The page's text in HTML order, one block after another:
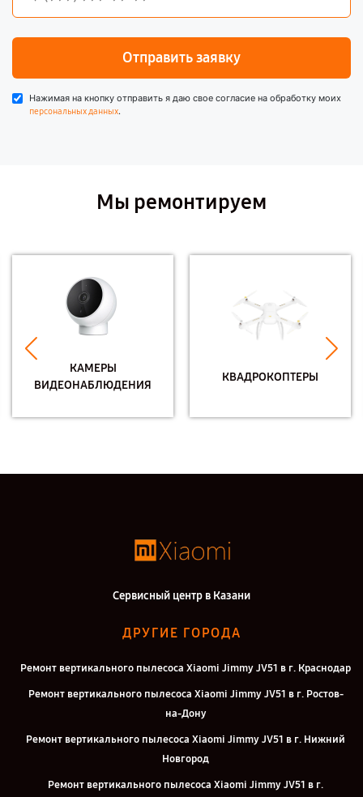
Отправить заявку
Нажимая на кнопку отправить я даю свое согласие на обработку моих
персональных данных.
Мы ремонтируем
КАМЕРЫ
ВИДЕОНАБЛЮДЕНИЯ
КВАДРОКОПТЕРЫ
Сервисный центр в Казани
ДРУГИЕ ГОРОДА
Ремонт вертикального пылесоса Xiaomi Jimmy JV51 в г. Краснодар
Ремонт вертикального пылесоса Xiaomi Jimmy JV51 в г. Ростов-
на-Дону
Ремонт вертикального пылесоса Xiaomi Jimmy JV51 в г. Нижний
Новгород
Ремонт вертикального пылесоса Xiaomi Jimmy JV51 в г.